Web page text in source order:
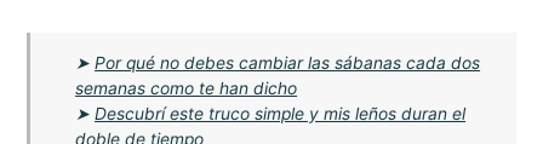
➤Por qué no debes cambiar las sábanas cada dos
semanas como te han dicho
➤Descubrí este truco simple y mis leños duran el
doble de tiempo